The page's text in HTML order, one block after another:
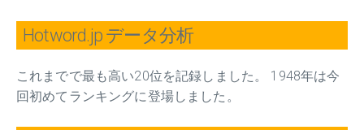
Hotword.jp データ分析
これまでで最も高い20位を記録しました。 1948年は今
回初めてランキングに登場しました。